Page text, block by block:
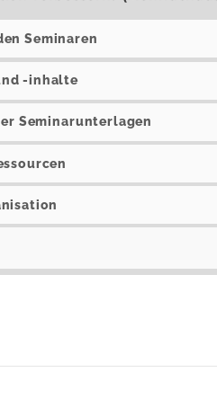
Seminaren
-inhalte
Seminarunterlagen